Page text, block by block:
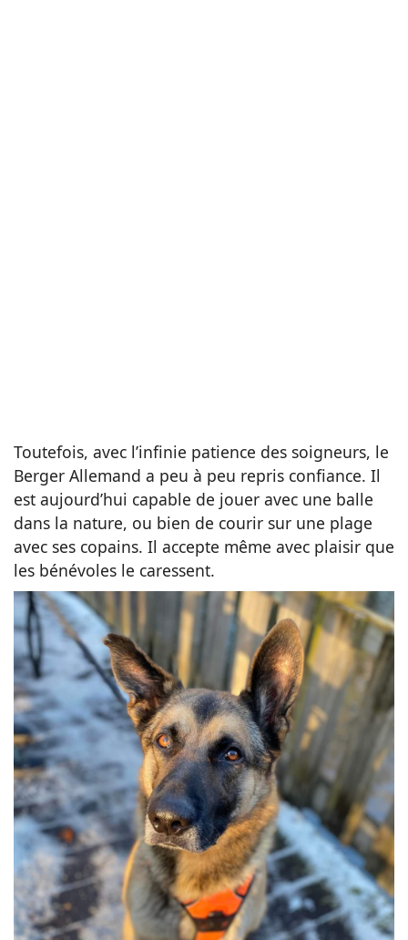
Toutefois, avec l’infinie patience des soigneurs, le
Berger Allemand a peu à peu repris confiance. Il
est aujourd’hui capable de jouer avec une balle
dans la nature, ou bien de courir sur une plage
avec ses copains. Il accepte même avec plaisir que
les bénévoles le caressent.